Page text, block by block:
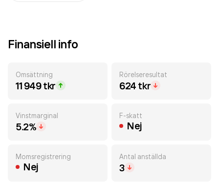
Finansiell info
Omsättning
11 949 tkr
Rörelseresultat
624 tkr
Vinstmarginal
5.2%
F-skatt
Nej
Momsregistrering
Nej
Antal anställda
3